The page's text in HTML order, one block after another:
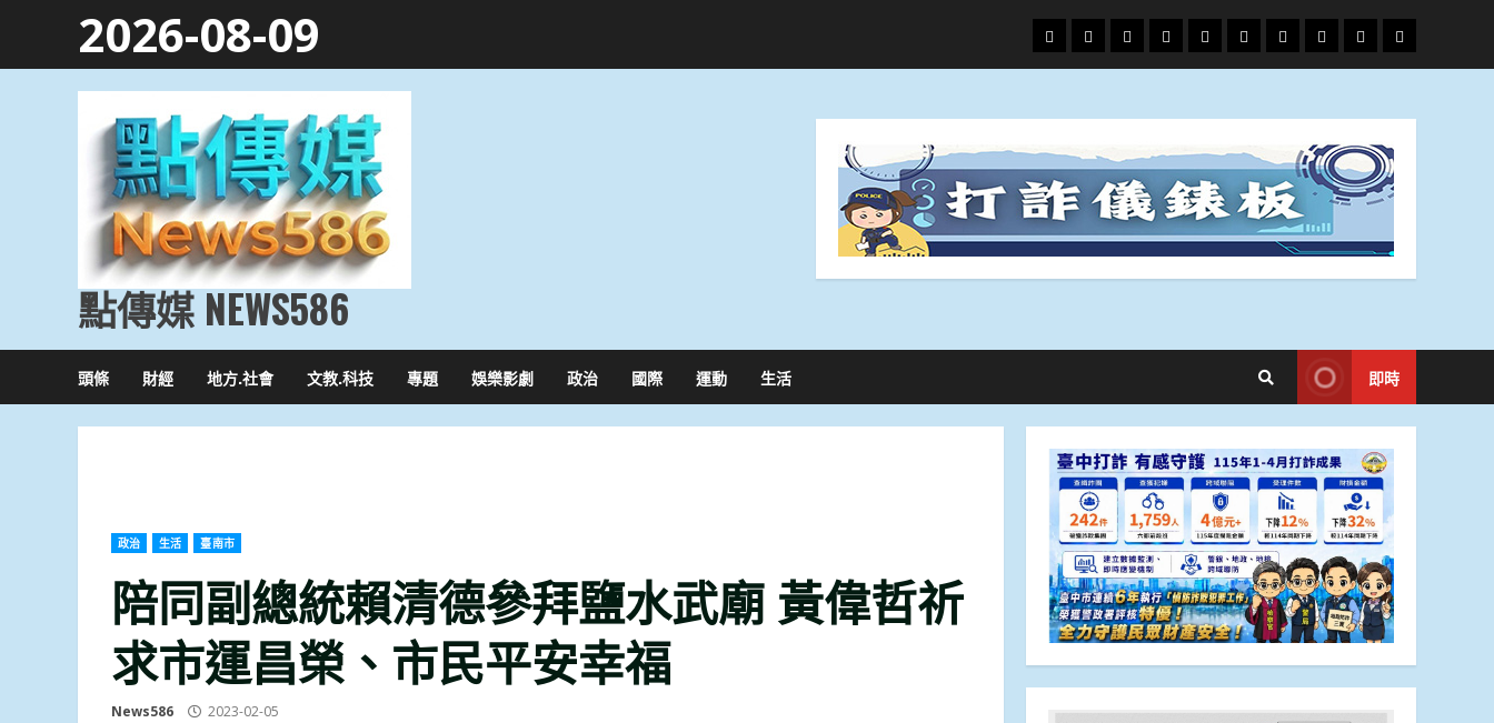
2026-08-09
頭
條
財
經
地
方.
文
教.
專
題
娛
樂
政
治
國
際
運
動
生
活
點傳媒 NEWS586
頭條 財經 地方.社會 文教.科技 專題 娛樂影劇 政治 國際 運動 生活 即時
政治 生活 臺南市
陪同副總統賴清德參拜鹽水武廟 黃偉哲祈
求市運昌榮、市民平安幸福
News586 2023-02-05